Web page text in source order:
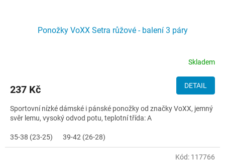
Ponožky VoXX Setra růžové - balení 3 páry
Skladem
237 Kč DETAIL
Sportovní nízké dámské i pánské ponožky od značky VoXX, jemný
svěr lemu, vysoký odvod potu, teplotní třída: A
35-38 (23-25) 39-42 (26-28)
Kód: 117766